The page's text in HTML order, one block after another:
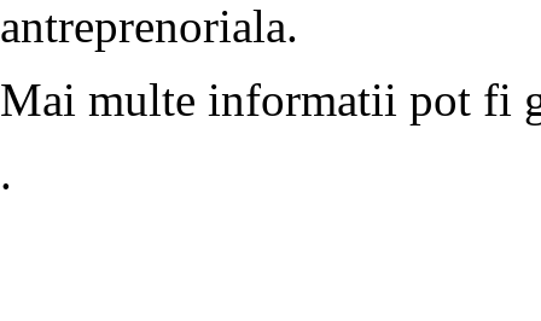
antreprenoriala.
Mai multe informatii pot fi
.